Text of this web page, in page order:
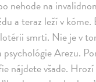
nehode na
a teraz leží v kóme.
smrti. Nie je v
Arezu.
nájdete všade.